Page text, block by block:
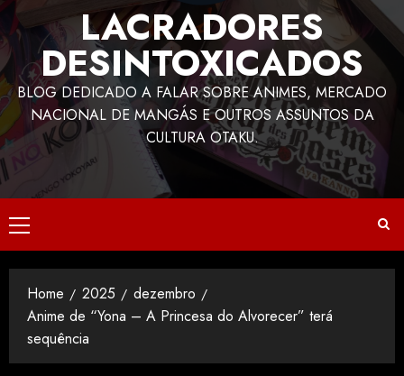
LACRADORES
DESINTOXICADOS
BLOG DEDICADO A FALAR SOBRE ANIMES, MERCADO
NACIONAL DE MANGÁS E OUTROS ASSUNTOS DA
CULTURA OTAKU.
Home 2025
dezembro
Anime de “Yona – A Princesa do Alvorecer” terá
sequência